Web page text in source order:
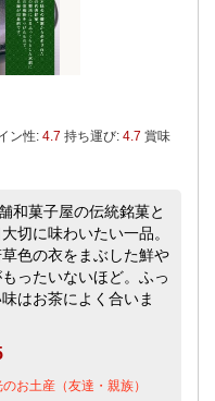
ン性: 4.7 持ち運び: 4.7 賞味
和菓子屋の伝統銘菓と
切に味わいたい一品。
色の衣をまぶした鮮や
ったいないほど。ふっ
はお茶によく合いま
お土産（友達・親族）